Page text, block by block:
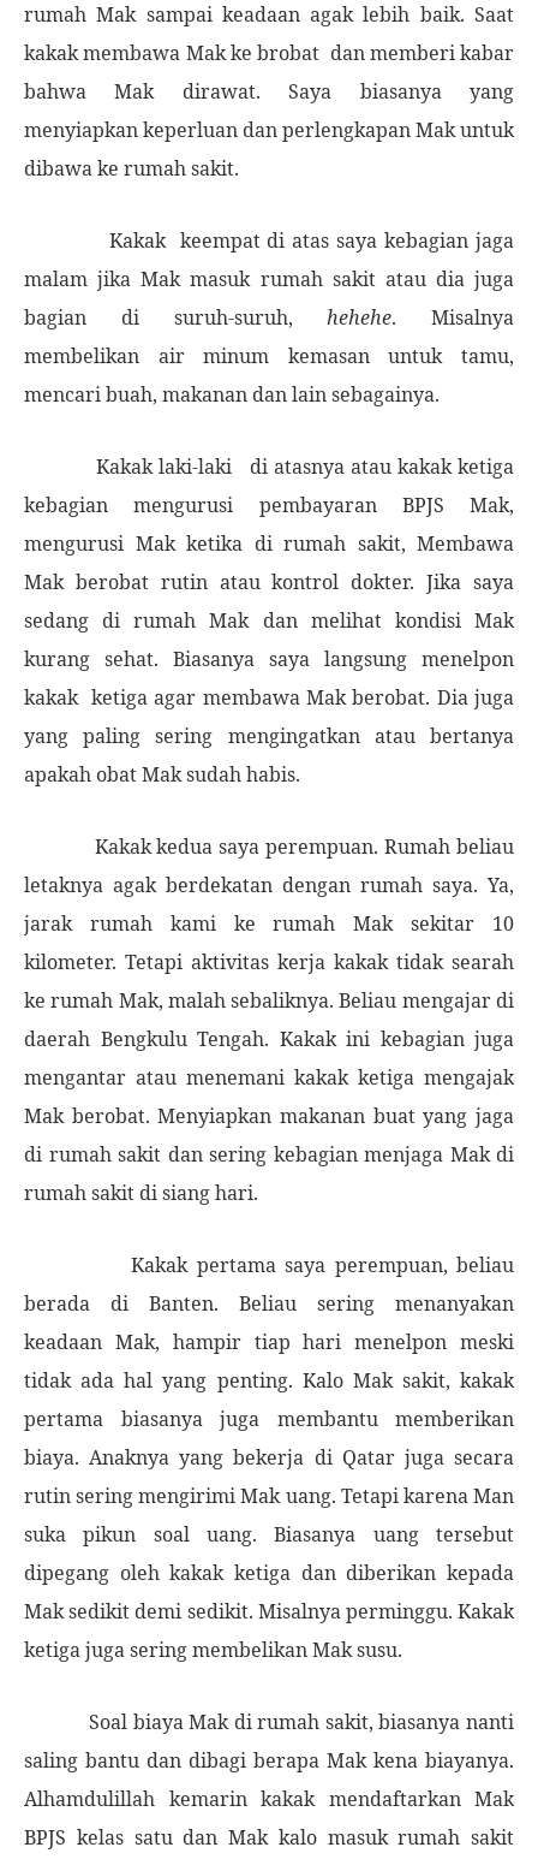
rumah Mak sampai keadaan agak lebih baik. Saat
kakak membawa Mak ke brobat dan memberi kabar
bahwa Mak dirawat. Saya biasanya yang
menyiapkan keperluan dan perlengkapan Mak untuk
dibawa ke rumah sakit.
Kakak keempat di atas saya kebagian jaga
malam jika Mak masuk rumah sakit atau dia juga
bagian di suruh-suruh,hehehe. Misalnya
membelikan air minum kemasan untuk tamu,
mencari buah, makanan dan lain sebagainya.
Kakak laki-laki
di atasnya atau kakak ketiga
kebagian mengurusi pembayaran BPJS Mak,
mengurusi Mak ketika di rumah sakit, Membawa
Mak berobat rutin atau kontrol dokter. Jika saya
sedang di rumah Mak dan melihat kondisi Mak
kurang sehat. Biasanya saya langsung menelpon
kakak ketiga agar membawa Mak berobat. Dia juga
yang paling sering mengingatkan atau bertanya
apakah obat Mak sudah habis.
Kakak kedua saya perempuan. Rumah beliau
letaknya agak berdekatan dengan rumah saya. Ya,
jarak rumah kami ke rumah Mak sekitar 10
kilometer. Tetapi aktivitas kerja kakak tidak searah
ke rumah Mak, malah sebaliknya. Beliau mengajar di
daerah Bengkulu Tengah. Kakak ini kebagian juga
mengantar atau menemani kakak ketiga mengajak
Mak berobat. Menyiapkan makanan buat yang jaga
di rumah sakit dan sering kebagian menjaga Mak di
rumah sakit di siang hari.
Kakak pertama saya perempuan, beliau
berada di Banten. Beliau sering menanyakan
keadaan Mak, hampir tiap hari menelpon meski
tidak ada hal yang penting. Kalo Mak sakit, kakak
pertama biasanya juga membantu memberikan
biaya. Anaknya yang bekerja di Qatar juga secara
rutin sering mengirimi Mak uang. Tetapi karena Man
suka pikun soal uang. Biasanya uang tersebut
dipegang oleh kakak ketiga dan diberikan kepada
Mak sedikit demi sedikit. Misalnya perminggu. Kakak
ketiga juga sering membelikan Mak susu.
Soal biaya Mak di rumah sakit, biasanya nanti
saling bantu dan dibagi berapa Mak kena biayanya.
Alhamdulillah kemarin kakak mendaftarkan Mak
BPJS kelas satu dan Mak kalo masuk rumah sakit